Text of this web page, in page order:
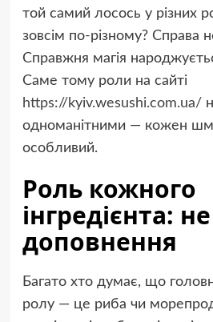
той самий лосось у різних
зовсім по-різному? Справа
Справжня магія
Саме тому роли на сайті
https://kyiv.wesushi.com.ua/
одноманітними — кожен
особливий.
Роль кожного
інгредієнта:
доповнення
Багато хто думає, що
ролу — це риба чи